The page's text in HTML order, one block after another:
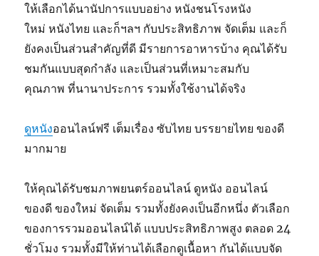
ให้เลือกได้นานัปการแบบอย่าง หนังชนโรงหนัง
ใหม่ หนังไทย และก็ฯลฯ กับประสิทธิภาพ จัดเต็ม และก็
ยังคงเป็นส่วนสำคัญที่ดี มีรายการอาหารบ้าง คุณได้รับ
ชมกันแบบสุดกำลัง และเป็นส่วนที่เหมาะสมกับ
คุณภาพ ที่นานาประการ รวมทั้งใช้งานได้จริง
ดูหนังออนไลน์ฟรี เต็มเรื่อง ซับไทย บรรยายไทย ของดี
มากมาย
ให้คุณได้รับชมภาพยนตร์ออนไลน์ ดูหนัง ออนไลน์
ของดี ของใหม่ จัดเต็ม รวมทั้งยังคงเป็นอีกหนึ่ง ตัวเลือก
ของการรวมออนไลน์ได้ แบบประสิทธิภาพสูง ตลอด 24
ชั่วโมง รวมทั้งมีให้ท่านได้เลือกดูเนื้อหา กันได้แบบจัด